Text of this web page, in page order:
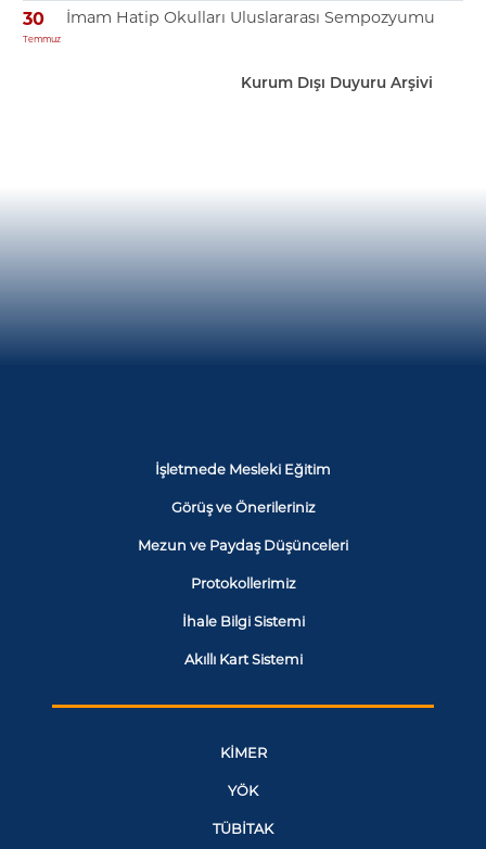
30
Temmuz
İmam Hatip Okulları Uluslararası Sempozyumu
Kurum Dışı Duyuru Arşivi
İşletmede Mesleki Eğitim
Görüş ve Önerileriniz
Mezun ve Paydaş Düşünceleri
Protokollerimiz
İhale Bilgi Sistemi
Akıllı Kart Sistemi
KİMER
YÖK
TÜBİTAK